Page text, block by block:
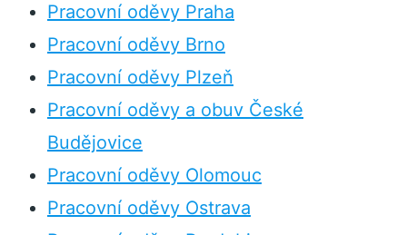
Pracovní oděvy Praha
Pracovní oděvy Brno
Pracovní oděvy Plzeň
Pracovní oděvy a obuv České
Budějovice
Pracovní oděvy Olomouc
Pracovní oděvy Ostrava